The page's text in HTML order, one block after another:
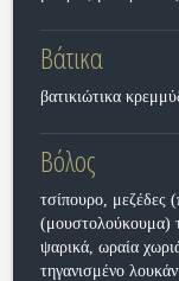
Βάτικα
βατικιώτικα
Βόλος
τσίπουρο,
(μουστολούκουμα)
ψαρικά, ωραία
τηγανισμένο